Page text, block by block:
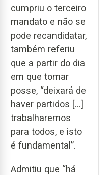
cumpriu o terceiro
mandato e não se
pode recandidatar,
também referiu
que a partir do dia
em que tomar
posse, “deixará de
haver partidos […]
trabalharemos
para todos, e isto
é fundamental”.
Admitiu que “há